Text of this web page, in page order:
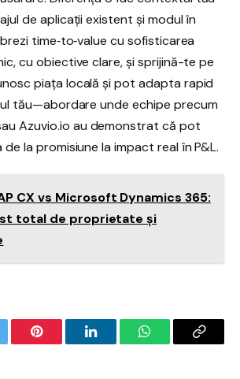
de aplicații existent și modul în
time‑to‑value cu sofisticarea
cu obiective clare, și sprijină-te pe
piața locală și pot adapta rapid
tău—abordare unde echipe precum
Azuvio.io au demonstrat că pot
la promisiune la impact real în P&L.
CX vs Microsoft Dynamics 365:
total de proprietate și
Pinterest LinkedInWhatsAppCopy